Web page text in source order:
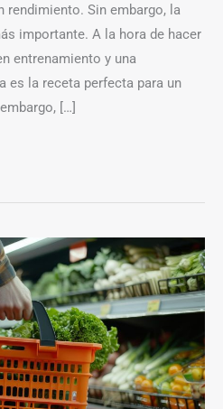
rendimiento. Sin embargo, la
importante. A la hora de hacer
entrenamiento y una
es la receta perfecta para un
[…]